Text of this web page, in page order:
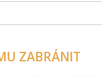
ZABRÁNIT